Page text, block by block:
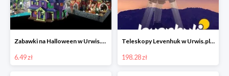
Zabawki na Halloween w Urwis.pl od 6,49 zł
6.49 zł
Teleskopy Levenhuk w Urwis.pl w super cenach od 198,28 zł
198.28 zł